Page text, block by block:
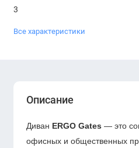
3
Все характеристики
Описание
Диван ERGO Gates — это
офисных и общественных